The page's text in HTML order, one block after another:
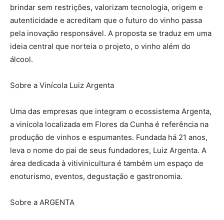
brindar sem restrições, valorizam tecnologia, origem e
autenticidade e acreditam que o futuro do vinho passa
pela inovação responsável. A proposta se traduz em uma
ideia central que norteia o projeto, o vinho além do
álcool.
Sobre a Vinícola Luiz Argenta
Uma das empresas que integram o ecossistema Argenta,
a vinícola localizada em Flores da Cunha é referência na
produção de vinhos e espumantes. Fundada há 21 anos,
leva o nome do pai de seus fundadores, Luiz Argenta. A
área dedicada à vitivinicultura é também um espaço de
enoturismo, eventos, degustação e gastronomia.
Sobre a ARGENTA